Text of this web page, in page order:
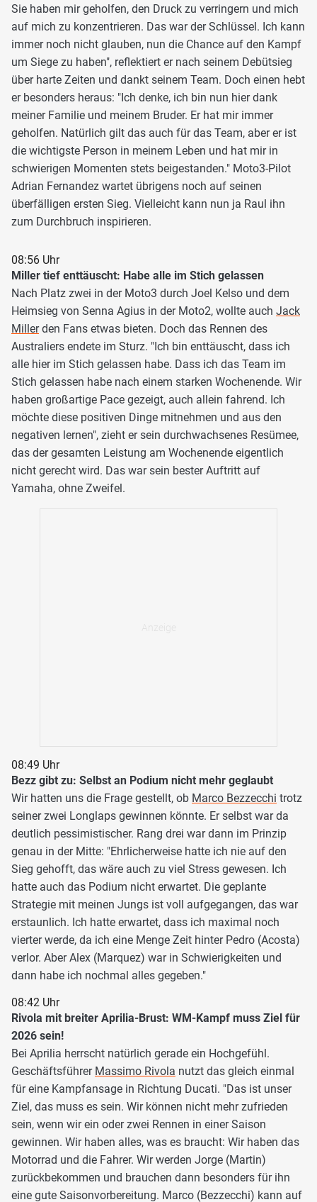
Sie haben mir geholfen, den Druck zu verringern und mich
auf mich zu konzentrieren. Das war der Schlüssel. Ich kann
immer noch nicht glauben, nun die Chance auf den Kampf
um Siege zu haben", reflektiert er nach seinem Debütsieg
über harte Zeiten und dankt seinem Team. Doch einen hebt
er besonders heraus: "Ich denke, ich bin nun hier dank
meiner Familie und meinem Bruder. Er hat mir immer
geholfen. Natürlich gilt das auch für das Team, aber er ist
die wichtigste Person in meinem Leben und hat mir in
schwierigen Momenten stets beigestanden." Moto3-Pilot
Adrian Fernandez wartet übrigens noch auf seinen
überfälligen ersten Sieg. Vielleicht kann nun ja Raul ihn
zum Durchbruch inspirieren.
08:56 Uhr
Miller tief enttäuscht: Habe alle im Stich gelassen
Nach Platz zwei in der Moto3 durch Joel Kelso und dem
Heimsieg von Senna Agius in der Moto2, wollte auch Jack
Millerden Fans etwas bieten. Doch das Rennen des
Australiers endete im Sturz. "Ich bin enttäuscht, dass ich
alle hier im Stich gelassen habe. Dass ich das Team im
Stich gelassen habe nach einem starken Wochenende. Wir
haben großartige Pace gezeigt, auch allein fahrend. Ich
möchte diese positiven Dinge mitnehmen und aus den
negativen lernen", zieht er sein durchwachsenes Resümee,
das der gesamten Leistung am Wochenende eigentlich
nicht gerecht wird. Das war sein bester Auftritt auf
Yamaha, ohne Zweifel.
08:49 Uhr
Bezz gibt zu: Selbst an Podium nicht mehr geglaubt
Wir hatten uns die Frage gestellt, ob Marco Bezzecchi trotz
seiner zwei Longlaps gewinnen könnte. Er selbst war da
deutlich pessimistischer. Rang drei war dann im Prinzip
genau in der Mitte: "Ehrlicherweise hatte ich nie auf den
Sieg gehofft, das wäre auch zu viel Stress gewesen. Ich
hatte auch das Podium nicht erwartet. Die geplante
Strategie mit meinen Jungs ist voll aufgegangen, das war
erstaunlich. Ich hatte erwartet, dass ich maximal noch
vierter werde, da ich eine Menge Zeit hinter Pedro (Acosta)
verlor. Aber Alex (Marquez) war in Schwierigkeiten und
dann habe ich nochmal alles gegeben."
08:42 Uhr
Rivola mit breiter Aprilia-Brust: WM-Kampf muss Ziel für
2026 sein!
Bei Aprilia herrscht natürlich gerade ein Hochgefühl.
Geschäftsführer Massimo Rivola nutzt das gleich einmal
für eine Kampfansage in Richtung Ducati. "Das ist unser
Ziel, das muss es sein. Wir können nicht mehr zufrieden
sein, wenn wir ein oder zwei Rennen in einer Saison
gewinnen. Wir haben alles, was es braucht: Wir haben das
Motorrad und die Fahrer. Wir werden Jorge (Martin)
zurückbekommen und brauchen dann besonders für ihn
eine gute Saisonvorbereitung. Marco (Bezzecchi) kann auf